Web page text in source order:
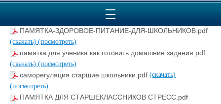
для старшеклассников - здоровое питание.pdf
ПАМЯТКА-ЗДОРОВОЕ-ПИТАНИЕ-ДЛЯ-ШКОЛЬНИКОВ.pdf
(скачать) (посмотреть)
памятка для ученика как готовить домашние задания.pdf
(скачать) (посмотреть)
саморегуляция старшие школьники.pdf (скачать)
(посмотреть)
ПАМЯТКА ДЛЯ СТАРШЕКЛАССНИКОВ СТРЕСС.pdf